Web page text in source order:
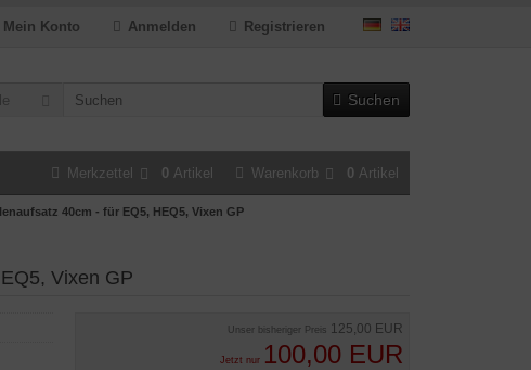
Registrieren
Anmelden
Mein Konto
Suchen
Warenkorb 0 Artikel
Merkzettel 0 Artikel
40cm - für EQ5, HEQ5, Vixen GP
Vixen GP
Unser bisheriger Preis 125,00 EUR
Jetzt nur 100,00 EUR